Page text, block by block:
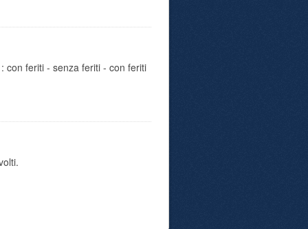
con feriti - senza feriti - con feriti